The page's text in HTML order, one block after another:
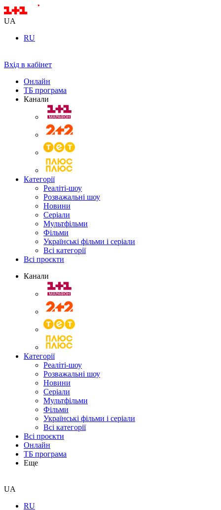
UA
RU
Вхід в кабінет
Онлайн
ТБ програма
Канали
Категорії
Реаліті-шоу
Розважальні шоу
Новини
Серіали
Мультфільми
Фільми
Українські фільми і серіали
Всі категорії
Всі проєкти
Канали
Категорії
Реаліті-шоу
Розважальні шоу
Новини
Серіали
Мультфільми
Фільми
Українські фільми і серіали
Всі категорії
Всі проєкти
Онлайн
ТБ програма
Еще
UA
RU